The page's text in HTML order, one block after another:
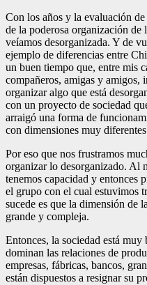
Con los años y la evaluación
de la poderosa organización de
veíamos desorganizada. Y de
ejemplo de diferencias entre
un buen tiempo que, entre mis
compañeros, amigas y amigos,
organizar algo que está
con un proyecto de sociedad
arraigó una forma de
con dimensiones muy
Por eso que nos frustramos
organizar lo desorganizado. Al
tenemos capacidad y entonces
el grupo con el cual estuvimos
sucede es que la dimensión de
grande y compleja.
Entonces, la sociedad está
dominan las relaciones de
empresas, fábricas, bancos,
están dispuestos a resignar su